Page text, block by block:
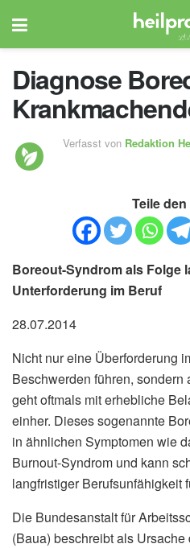
Diagnose
Verfasst von Redaktion
Teile
Boreout-Syndrom als Folge
Unterforderung im Beruf
28.07.2014
Nicht nur eine Überforderung
Beschwerden führen, sondern
geht oftmals mit erhebliche
einher. Dieses sogenannte
in ähnlichen Symptomen wie
Burnout-Syndrom und kann
langfristiger Berufsunfähigkeit
Die Bundesanstalt für
(Baua) beschreibt als